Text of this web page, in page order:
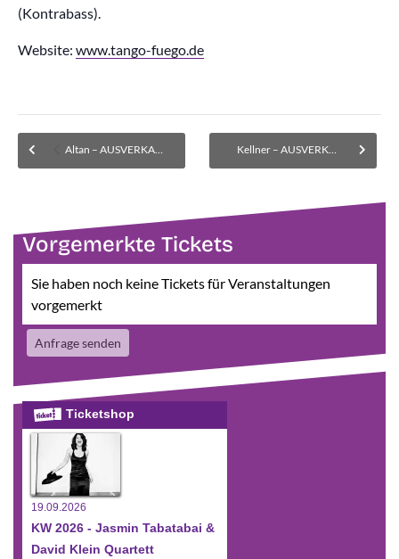
(Kontrabass).
Website: www.tango-fuego.de
Altan – AUSVERKAUFT! Warteliste für zurückgegebene Karten Kellner – AUSVERKAUFT! Warteliste für Kartenrückgaben
Vorgemerkte Tickets
Sie haben noch keine Tickets für Veranstaltungen
vorgemerkt
Anfrage senden
Ticketshop
19.09.2026
KW 2026 - Jasmin Tabatabai &
David Klein Quartett